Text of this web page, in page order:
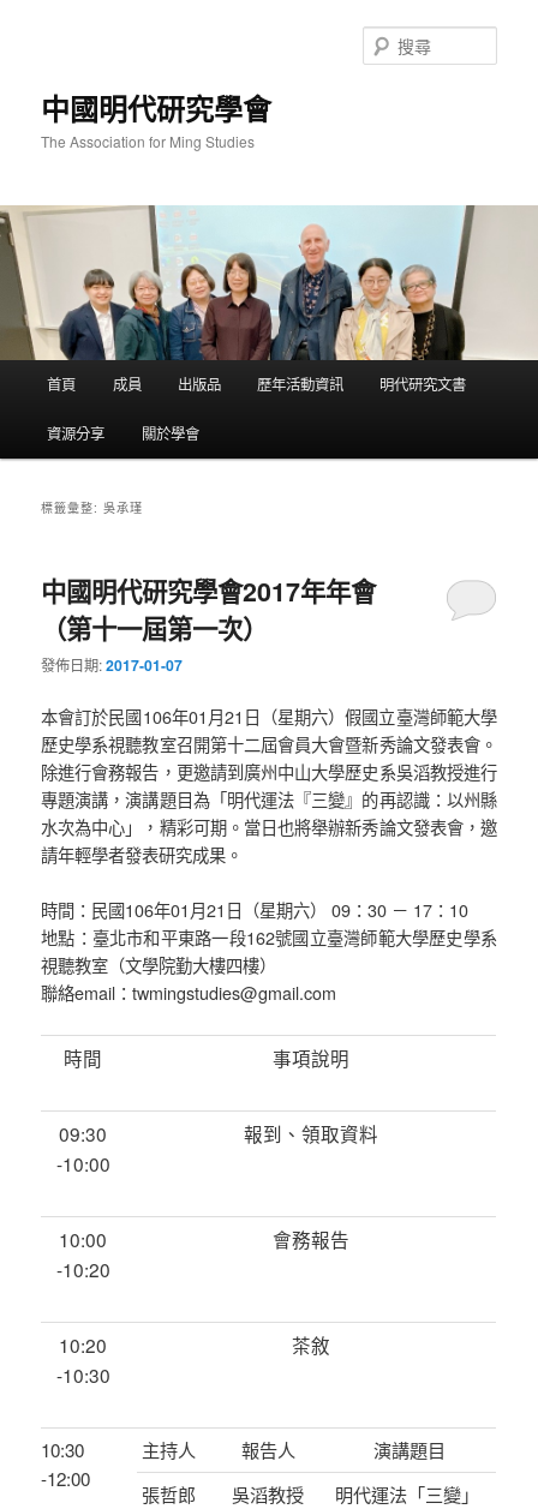
中國明代研究學會
The Association for Ming Studies
尋
首頁 成員 出版品 歷年活動資訊 明代研究文書
資源分享 關於學會
標籤彙整:吳承瑾
中國明代研究學會2017年年會
（第十一屆第一次）
發佈日期:2017-01-07
本會訂於民國106年01月21日（星期六）假國立臺灣師範大學
歷史學系視聽教室召開第十二屆會員大會暨新秀論文發表會。
除進行會務報告，更邀請到廣州中山大學歷史系吳滔教授進行
專題演講，演講題目為「明代運法『三變』的再認識：以州縣
水次為中心」，精彩可期。當日也將舉辦新秀論文發表會，邀
請年輕學者發表研究成果。
時間：民國106年01月21日（星期六） 09：30 － 17：10
地點：臺北市和平東路一段162號國立臺灣師範大學歷史學系
視聽教室（文學院勤大樓四樓）
聯絡email：twmingstudies@gmail.com
時間 事項說明
09:30
-10:00
報到、領取資料
10:00
-10:20
會務報告
10:20
-10:30
茶敘
10:30
-12:00
主持人 報告人
演講題目
張哲郎
吳滔教授
明代運法「三變」